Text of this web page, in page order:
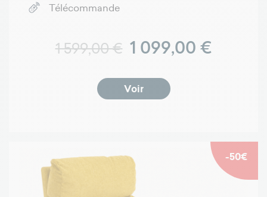
Télécommande
Prix normal
1 599,00 € Prix
1 099,00 €
Voir
-50€